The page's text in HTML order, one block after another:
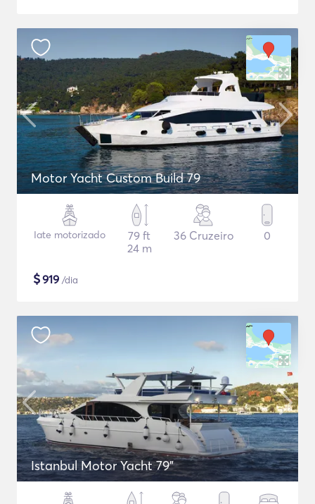
Motor Yacht Custom Build 79
Iate motorizado
79 ft
24 m
36 Cruzeiro 0
$919 /dia
Istanbul Motor Yacht 79"